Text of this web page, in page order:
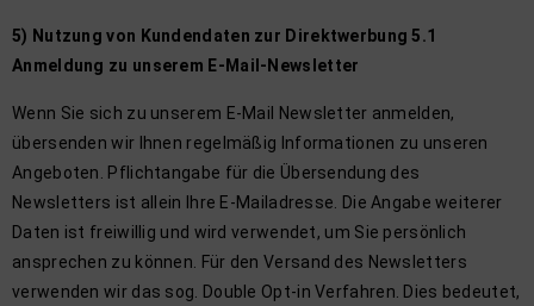
5) Nutzung von Kundendaten zur Direktwerbung 5.1
Anmeldung zu unserem E-Mail-Newsletter
Wenn Sie sich zu unserem E-Mail Newsletter anmelden,
übersenden wir Ihnen regelmäßig Informationen zu unseren
Angeboten. Pflichtangabe für die Übersendung des
Newsletters ist allein Ihre E-Mailadresse. Die Angabe weiterer
Daten ist freiwillig und wird verwendet, um Sie persönlich
ansprechen zu können. Für den Versand des Newsletters
verwenden wir das sog. Double Opt-in Verfahren. Dies bedeutet,